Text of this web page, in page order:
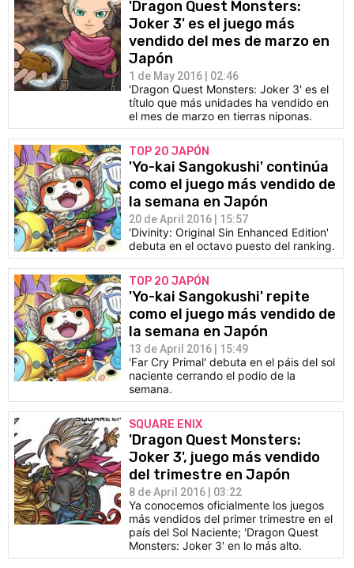
'Dragon Quest Monsters:
Joker 3' es el juego más
vendido del mes de marzo en
Japón
1 de May 2016 | 02:46
'Dragon Quest Monsters: Joker 3' es el
título que más unidades ha vendido en
el mes de marzo en tierras niponas.
TOP 20 JAPÓN
'Yo-kai Sangokushi' continúa
como el juego más vendido de
la semana en Japón
20 de April 2016 | 15:57
'Divinity: Original Sin Enhanced Edition'
debuta en el octavo puesto del ranking.
TOP 20 JAPÓN
'Yo-kai Sangokushi' repite
como el juego más vendido de
la semana en Japón
13 de April 2016 | 15:49
'Far Cry Primal' debuta en el páis del sol
naciente cerrando el podio de la
semana.
SQUARE ENIX
'Dragon Quest Monsters:
Joker 3', juego más vendido
del trimestre en Japón
8 de April 2016 | 03:22
Ya conocemos oficialmente los juegos
más vendidos del primer trimestre en el
país del Sol Naciente; 'Dragon Quest
Monsters: Joker 3' en lo más alto.